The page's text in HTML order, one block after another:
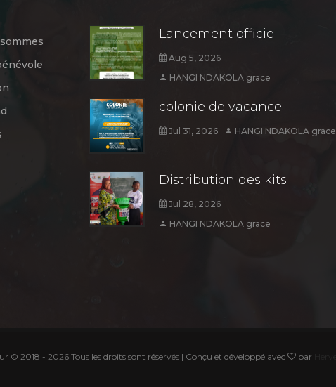
Lancement officiel
Aug 5, 2026
HANGI NDAKOLA grace
colonie de vacance
Jul 31, 2026 HANGI NDAKOLA grace
Distribution des kits
Jul 28, 2026
HANGI NDAKOLA grace
© 2018 - 2026 Tous les droits sont réservés | Conçu et développé avec par